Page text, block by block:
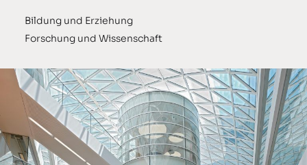
ausgezeichnet
Bildung und Erziehung
Forschung und Wissenschaft